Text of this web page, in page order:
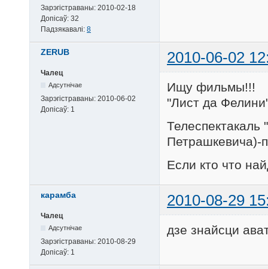
Зарэгістраваны: 2010-02-18
Допісаў: 32
Падзякавалі: 8
ZERUB 2010-06-02
Чалец
Адсутнічае
Зарэгістраваны: 2010-06-02
Допісаў: 1
Ищу фильмы!!!
"Лист да
Петрашкевича)-
Если кто что
карамба 2010-08-29
Чалец
Адсутнічае
Зарэгістраваны: 2010-08-29
Допісаў: 1
дзе знайсци